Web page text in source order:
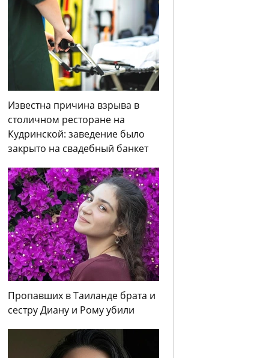
Известна причина взрыва в
столичном ресторане на
Кудринской: заведение было
закрыто на свадебный банкет
Пропавших в Таиланде брата и
сестру Диану и Рому убили